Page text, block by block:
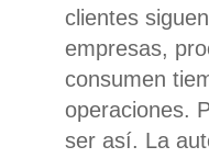
clientes
empresas,
consumen
operaciones.
ser así. La